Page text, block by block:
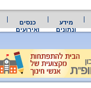
מידע
ונתונים
כנסים
ואירועים